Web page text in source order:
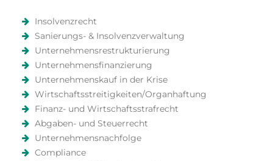
Insolvenzrecht
Sanierungs- & Insolvenzverwaltung
Unternehmensrestrukturierung
Unternehmensfinanzierung
Unternehmenskauf in der Krise
Wirtschaftsstreitigkeiten/Organhaftung
Finanz- und Wirtschaftsstrafrecht
Abgaben- und Steuerrecht
Unternehmensnachfolge
Compliance